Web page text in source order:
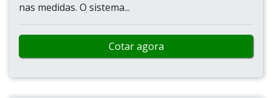
nas medidas. O sistema...
Cotar agora